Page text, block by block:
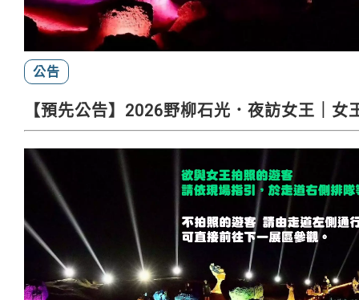
公告
【預先公告】2026野柳石光．夜訪女王｜女